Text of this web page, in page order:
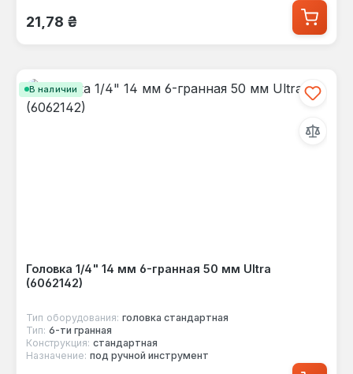
Обычная цена:
21,78 ₴
В наличии
Головка 1/4" 14 мм 6-гранная 50 мм Ultra
(6062142)
Тип оборудования: головка стандартная
Тип: 6-ти гранная
Конструкция: стандартная
Назначение: под ручной инструмент